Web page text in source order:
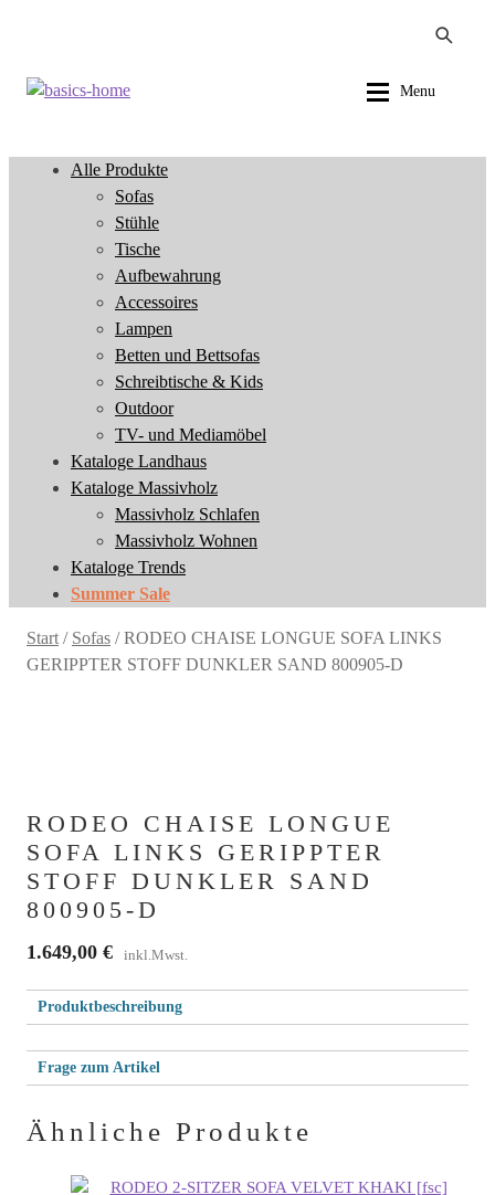
Zur
Zum
Menu
Sofas
Stühle
Tische
Aufbewahrung
Accessoires
Lampen
Betten und Bettsofas
Schreibtische & Kids
Outdoor
TV- und Mediamöbel
Kataloge Landhaus
Kataloge Massivholz
Massivholz Schlafen
Massivholz Wohnen
Kataloge Trends
Summer Sale
Alle Produkte
Sofas
Stühle
Tische
Aufbewahrung
Accessoires
Lampen
Betten und Bettsofas
Schreibtische & Kids
Outdoor
TV- und Mediamöbel
Kataloge Landhaus
Kataloge Massivholz
Massivholz Schlafen
Massivholz Wohnen
Kataloge Trends
Summer Sale
Start / Sofas /RODEO CHAISE LONGUE SOFA LINKS
GERIPPTER STOFF DUNKLER SAND 800905-D
RODEO CHAISE LONGUE
SOFA LINKS GERIPPTER
STOFF DUNKLER SAND
800905-D
1.649,00 € inkl.Mwst.
Produktbeschreibung
Frage zum Artikel
lasse
Ähnliche Produkte